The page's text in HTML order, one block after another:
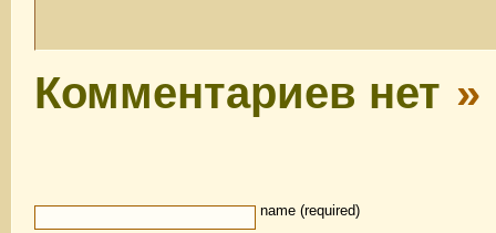
Комментариев нет »
name (required)